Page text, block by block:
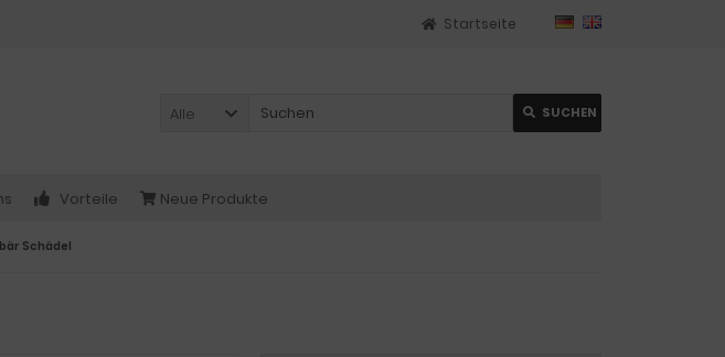
Startseite
Alle SUCHEN
Vorteile Neue Produkte
Schädel